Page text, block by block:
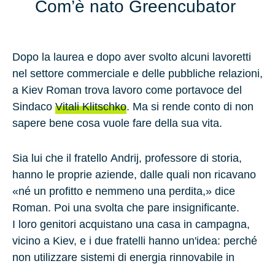
Com’è nato Greencubator
Dopo la laurea e dopo aver svolto alcuni lavoretti
nel settore commerciale e delle pubbliche relazioni,
a Kiev Roman trova lavoro come portavoce del
Sindaco Vitali Klitschko. Ma si rende conto di non
sapere bene cosa vuole fare della sua vita.
Sia lui che il fratello Andrij, professore di storia,
hanno le proprie aziende, dalle quali non ricavano
«né un profitto e nemmeno una perdita,» dice
Roman. Poi una svolta che pare insignificante.
I loro genitori acquistano una casa in campagna,
vicino a Kiev, e i due fratelli hanno un'idea: perché
non utilizzare sistemi di energia rinnovabile in